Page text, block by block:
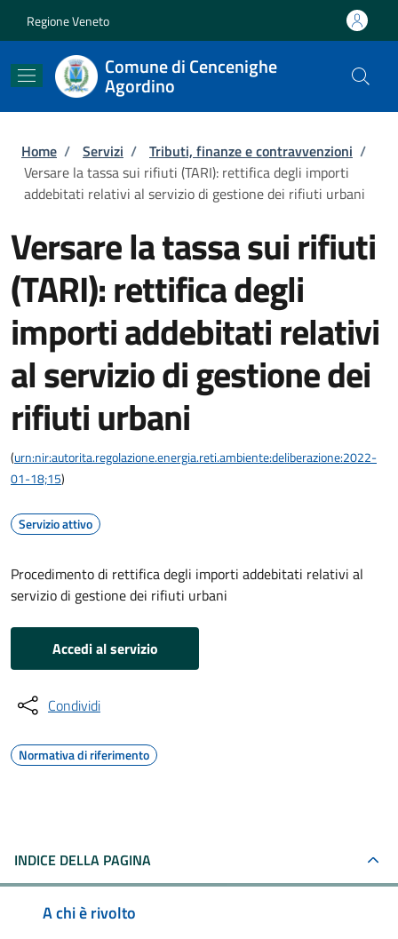
Regione Veneto
Comune di Cencenighe
Agordino
Briciole di pane
Home / Servizi / Tributi, finanze e contravvenzioni /
Versare la tassa sui rifiuti (TARI): rettifica degli importi
addebitati relativi al servizio di gestione dei rifiuti urbani
Versare la tassa sui rifiuti
(TARI): rettifica degli
importi addebitati relativi
al servizio di gestione dei
rifiuti urbani
(urn:nir:autorita.regolazione.energia.reti.ambiente:deliberazione:2022-
01-18;15)
Servizio attivo
Procedimento di rettifica degli importi addebitati relativi al
servizio di gestione dei rifiuti urbani
Accedi al servizio
Condividi
Normativa di riferimento
INDICE DELLA PAGINA
A chi è rivolto